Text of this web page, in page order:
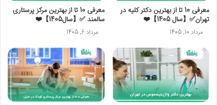
معرفی 10 تا از بهترین دکتر کلیه در
تهران✅【سال 1405】❤️
مرداد 10, 1405
معرفی 10 تا از بهترین مرکز پرستاری
سالمند ✅【سال1405】❤️
مرداد 6, 1405